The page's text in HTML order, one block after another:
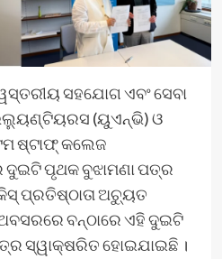
ସହଯୋଗ ଏବଂ ସେବା
(ୟୁଏନ୍‍ଭି) ଓ
ଷ୍ଟାଫ୍‍ କଲେଜ
ପୃଥକ ବୁଝାମଣା ପତ୍ର
ପ୍ରତିଷ୍ଠାତା ଅଚ୍ୟୁତ
ବନ୍‍ଠାରେ ଏହି ଦୁଇଟି
ସ୍ୱାକ୍ଷରିତ ହୋଇଯାଇଛି ।